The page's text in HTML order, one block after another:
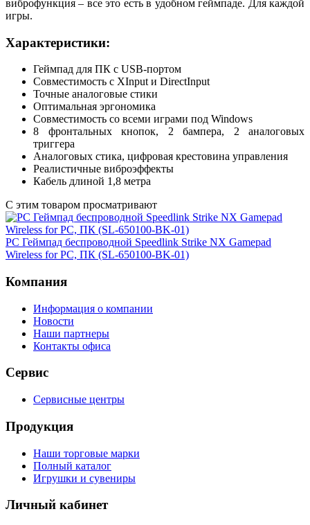
виброфункция – все это есть в удобном геймпаде. Для каждой
игры.
Характеристики:
Геймпад для ПК с USB-портом
Совместимость с XInput и DirectInput
Точные аналоговые стики
Оптимальная эргономика
Совместимость со всеми играми под Windows
8 фронтальных кнопок, 2 бампера, 2 аналоговых
триггера
Аналоговых стика, цифровая крестовина управления
Реалистичные виброэффекты
Кабель длиной 1,8 метра
С этим товаром просматривают
PC Геймпад беспроводной Speedlink Strike NX Gamepad
Wireless for PC, ПК (SL-650100-BK-01)
Компания
Информация о компании
Новости
Наши партнеры
Контакты офиса
Сервис
Сервисные центры
Продукция
Наши торговые марки
Полный каталог
Игрушки и сувениры
Личный кабинет